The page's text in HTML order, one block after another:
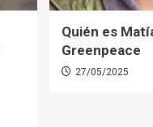
Quién es
Greenpeace
27/05/2025